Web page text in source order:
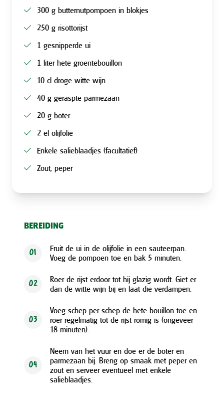
300 g butternutpompoen in blokjes
250 g risottorijst
1 gesnipperde ui
1 liter hete groentebouillon
10 cl droge witte wijn
40 g geraspte parmezaan
20 g boter
2 el olijfolie
Enkele salieblaadjes (facultatief)
Zout, peper
BEREIDING
01
Fruit de ui in de olijfolie in een sauteerpan.
Voeg de pompoen toe en bak 5 minuten.
02
Roer de rijst erdoor tot hij glazig wordt. Giet er
dan de witte wijn bij en laat die verdampen.
03
Voeg schep per schep de hete bouillon toe en
roer regelmatig tot de rijst romig is (ongeveer
18 minuten).
04
Neem van het vuur en doe er de boter en
parmezaan bij. Breng op smaak met peper en
zout en serveer eventueel met enkele
salieblaadjes.